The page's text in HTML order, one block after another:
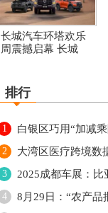
长城汽车环塔欢乐
周震撼启幕 长城
排行
1 白银区巧用“加减
2 大湾区医疗跨境数
3 2025成都车展：比
4 8月29日：“农产品